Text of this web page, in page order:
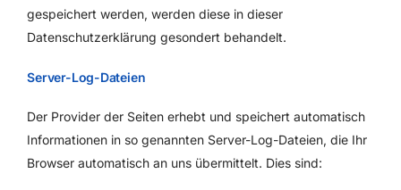
gespeichert werden, werden diese in dieser
Datenschutzerklärung gesondert behandelt.
Server-Log-Dateien
Der Provider der Seiten erhebt und speichert automatisch
Informationen in so genannten Server-Log-Dateien, die Ihr
Browser automatisch an uns übermittelt. Dies sind: